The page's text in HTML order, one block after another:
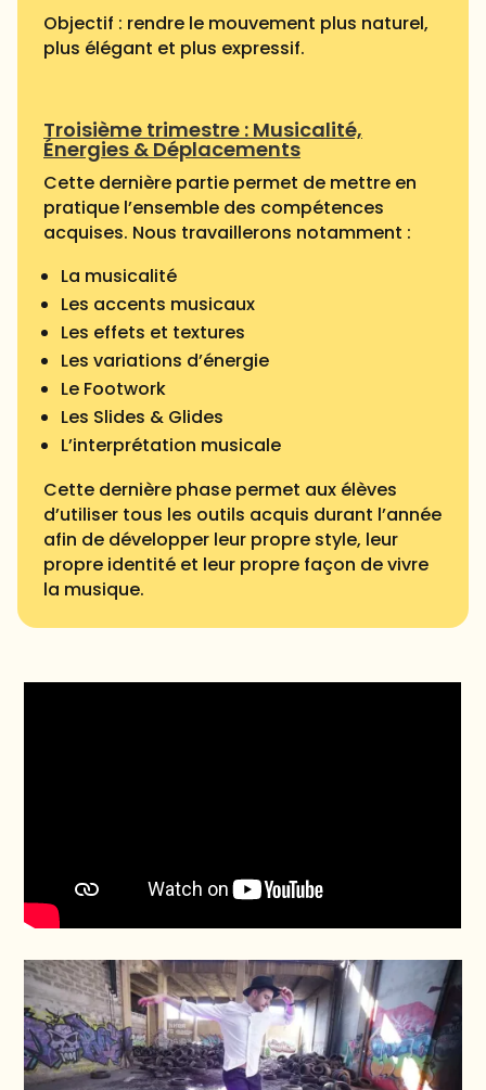
Objectif : rendre le mouvement plus naturel,
plus élégant et plus expressif.
Troisième trimestre : Musicalité,
Énergies & Déplacements
Cette dernière partie permet de mettre en
pratique l’ensemble des compétences
acquises. Nous travaillerons notamment :
La musicalité
Les accents musicaux
Les effets et textures
Les variations d’énergie
Le Footwork
Les Slides & Glides
L’interprétation musicale
Cette dernière phase permet aux élèves
d’utiliser tous les outils acquis durant l’année
afin de développer leur propre style, leur
propre identité et leur propre façon de vivre
la musique.